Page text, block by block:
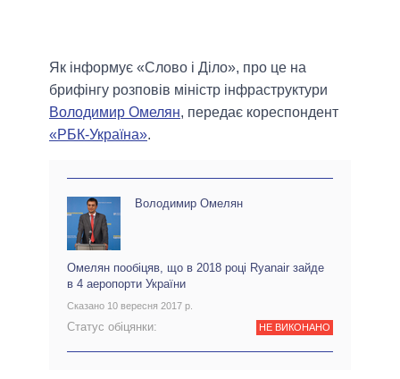
Як інформує «Слово і Діло», про це на
брифінгу розповів міністр інфраструктури
Володимир Омелян, передає кореспондент
«РБК-Україна».
Володимир Омелян
Омелян пообіцяв, що в 2018 році Ryanair зайде
в 4 аеропорти України
Сказано 10 вересня 2017 р.
Статус обіцянки: НЕ ВИКОНАНО